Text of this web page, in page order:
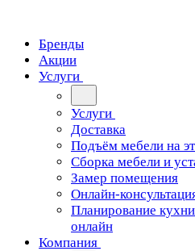
Бренды
Акции
Услуги
Услуги
Доставка
Подъём мебели на
Сборка мебели и
Замер помещения
Онлайн-
Планирование
онлайн
Компания